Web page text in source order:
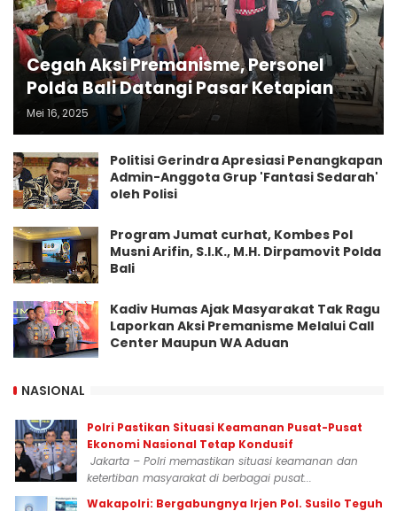
Cegah Aksi Premanisme, Personel
Polda Bali Datangi Pasar Ketapian
Mei 16, 2025
Politisi Gerindra Apresiasi Penangkapan
Admin-Anggota Grup 'Fantasi Sedarah'
oleh Polisi
Program Jumat curhat, Kombes Pol
Musni Arifin, S.I.K., M.H. Dirpamovit Polda
Bali
Kadiv Humas Ajak Masyarakat Tak Ragu
Laporkan Aksi Premanisme Melalui Call
Center Maupun WA Aduan
NASIONAL
Polri Pastikan Situasi Keamanan Pusat-Pusat
Ekonomi Nasional Tetap Kondusif
Jakarta – Polri memastikan situasi keamanan dan
ketertiban masyarakat di berbagai pusat...
Wakapolri: Bergabungnya Irjen Pol. Susilo Teguh